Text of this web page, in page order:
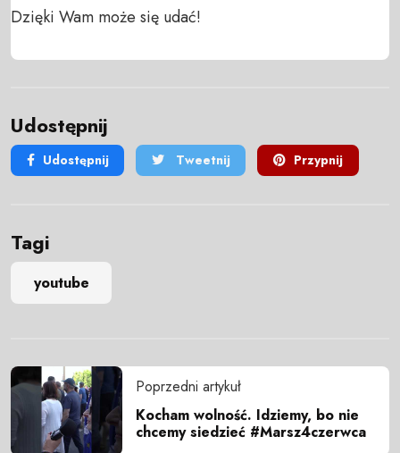
Dzięki Wam może się udać!
Udostępnij
Udostępnij Tweetnij Przypnij
Tagi
youtube
Poprzedni artykuł
Kocham wolność. Idziemy, bo nie
chcemy siedzieć #Marsz4czerwca